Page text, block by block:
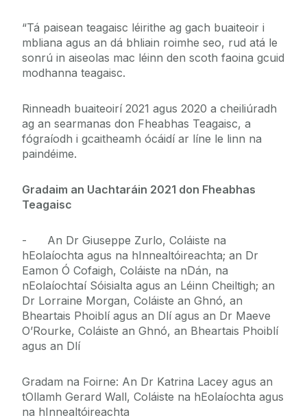
“Tá paisean teagaisc léirithe ag gach buaiteoir i
mbliana agus an dá bhliain roimhe seo, rud atá le
sonrú in aiseolas mac léinn den scoth faoina gcuid
modhanna teagaisc.
Rinneadh buaiteoirí 2021 agus 2020 a cheiliúradh
ag an searmanas don Fheabhas Teagaisc, a
fógraíodh i gcaitheamh ócáidí ar líne le linn na
paindéime.
Gradaim an Uachtaráin 2021 don Fheabhas
Teagaisc
- An Dr Giuseppe Zurlo, Coláiste na
hEolaíochta agus na hInnealtóireachta; an Dr
Eamon Ó Cofaigh, Coláiste na nDán, na
nEolaíochtaí Sóisialta agus an Léinn Cheiltigh; an
Dr Lorraine Morgan, Coláiste an Ghnó, an
Bheartais Phoiblí agus an Dlí agus an Dr Maeve
O’Rourke, Coláiste an Ghnó, an Bheartais Phoiblí
agus an Dlí
Gradam na Foirne: An Dr Katrina Lacey agus an
tOllamh Gerard Wall, Coláiste na hEolaíochta agus
na hInnealtóireachta